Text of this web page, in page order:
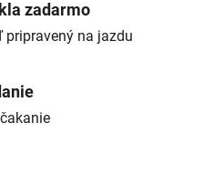
zadarmo
pripravený na jazdu